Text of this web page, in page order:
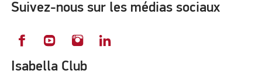
Suivez-nous sur les médias sociaux
Isabella Club